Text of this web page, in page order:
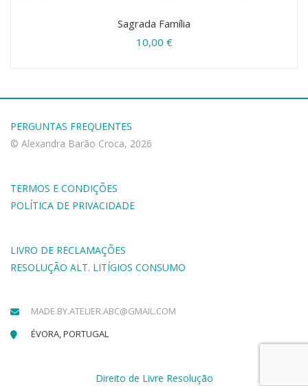
Sagrada Família
10,00 €
PERGUNTAS FREQUENTES
© Alexandra Barão Croca, 2026
TERMOS E CONDIÇÕES
POLÍTICA DE PRIVACIDADE
LIVRO DE RECLAMAÇÕES
RESOLUÇÃO ALT. LITÍGIOS CONSUMO
MADE.BY.ATELIER.ABC@GMAIL.COM
ÉVORA, PORTUGAL
Direito de Livre Resolução